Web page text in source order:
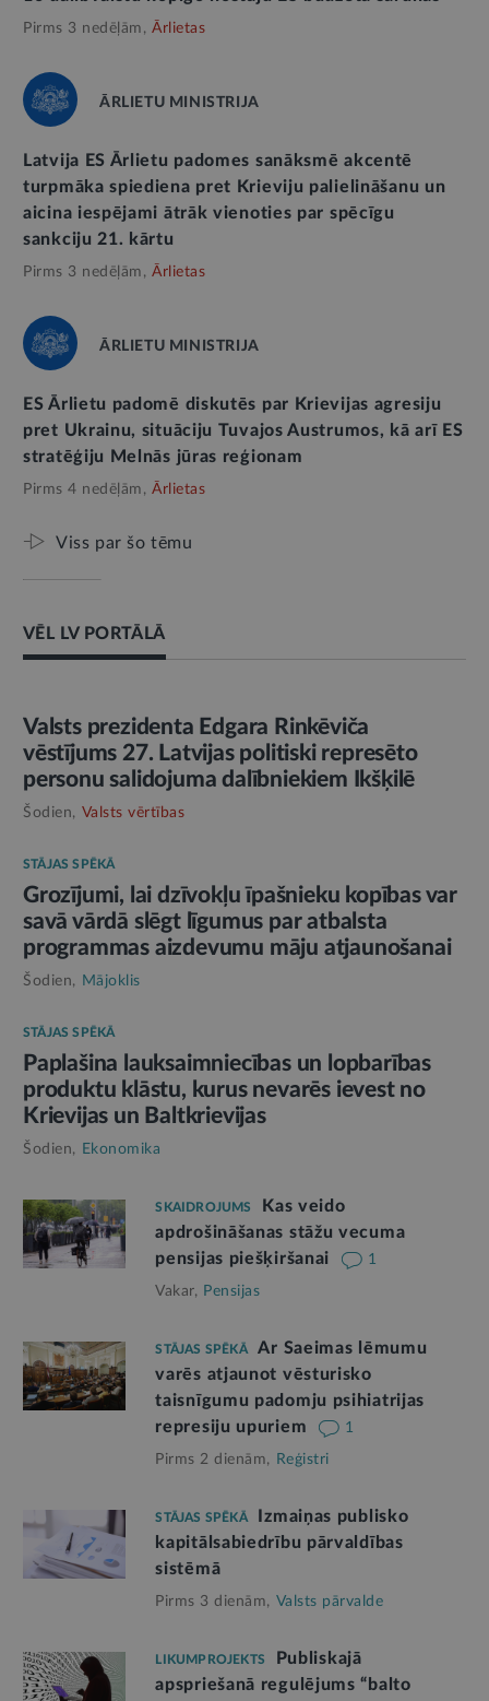
Pirms 3 nedēļām, Ārlietas
ĀRLIETU MINISTRIJA
Latvija ES Ārlietu padomes sanāksmē akcentē
turpmāka spiediena pret Krieviju palielināšanu un
aicina iespējami ātrāk vienoties par spēcīgu
sankciju 21. kārtu
Pirms 3 nedēļām, Ārlietas
ĀRLIETU MINISTRIJA
ES Ārlietu padomē diskutēs par Krievijas agresiju
pret Ukrainu, situāciju Tuvajos Austrumos, kā arī ES
stratēģiju Melnās jūras reģionam
Pirms 4 nedēļām, Ārlietas
Viss par šo tēmu
VĒL LV PORTĀLĀ
AMATPERSONAS RUNA
Valsts prezidenta Edgara Rinkēviča
vēstījums 27. Latvijas politiski represēto
personu salidojuma dalībniekiem Ikšķilē
Šodien, Valsts vērtības
STĀJAS SPĒKĀ
Grozījumi, lai dzīvokļu īpašnieku kopības var
savā vārdā slēgt līgumus par atbalsta
programmas aizdevumu māju atjaunošanai
Šodien, Mājoklis
STĀJAS SPĒKĀ
Paplašina lauksaimniecības un lopbarības
produktu klāstu, kurus nevarēs ievest no
Krievijas un Baltkrievijas
Šodien, Ekonomika
SKAIDROJUMS
Kas veido
apdrošināšanas stāžu vecuma
pensijas piešķiršanai
1
Vakar, Pensijas
STĀJAS SPĒKĀ
Ar Saeimas lēmumu
varēs atjaunot vēsturisko
taisnīgumu padomju psihiatrijas
represiju upuriem
1
Pirms 2 dienām, Reģistri
STĀJAS SPĒKĀ
Izmaiņas publisko
kapitālsabiedrību pārvaldības
sistēmā
Pirms 3 dienām, Valsts pārvalde
LIKUMPROJEKTS
Publiskajā
apspriešanā regulējums “balto